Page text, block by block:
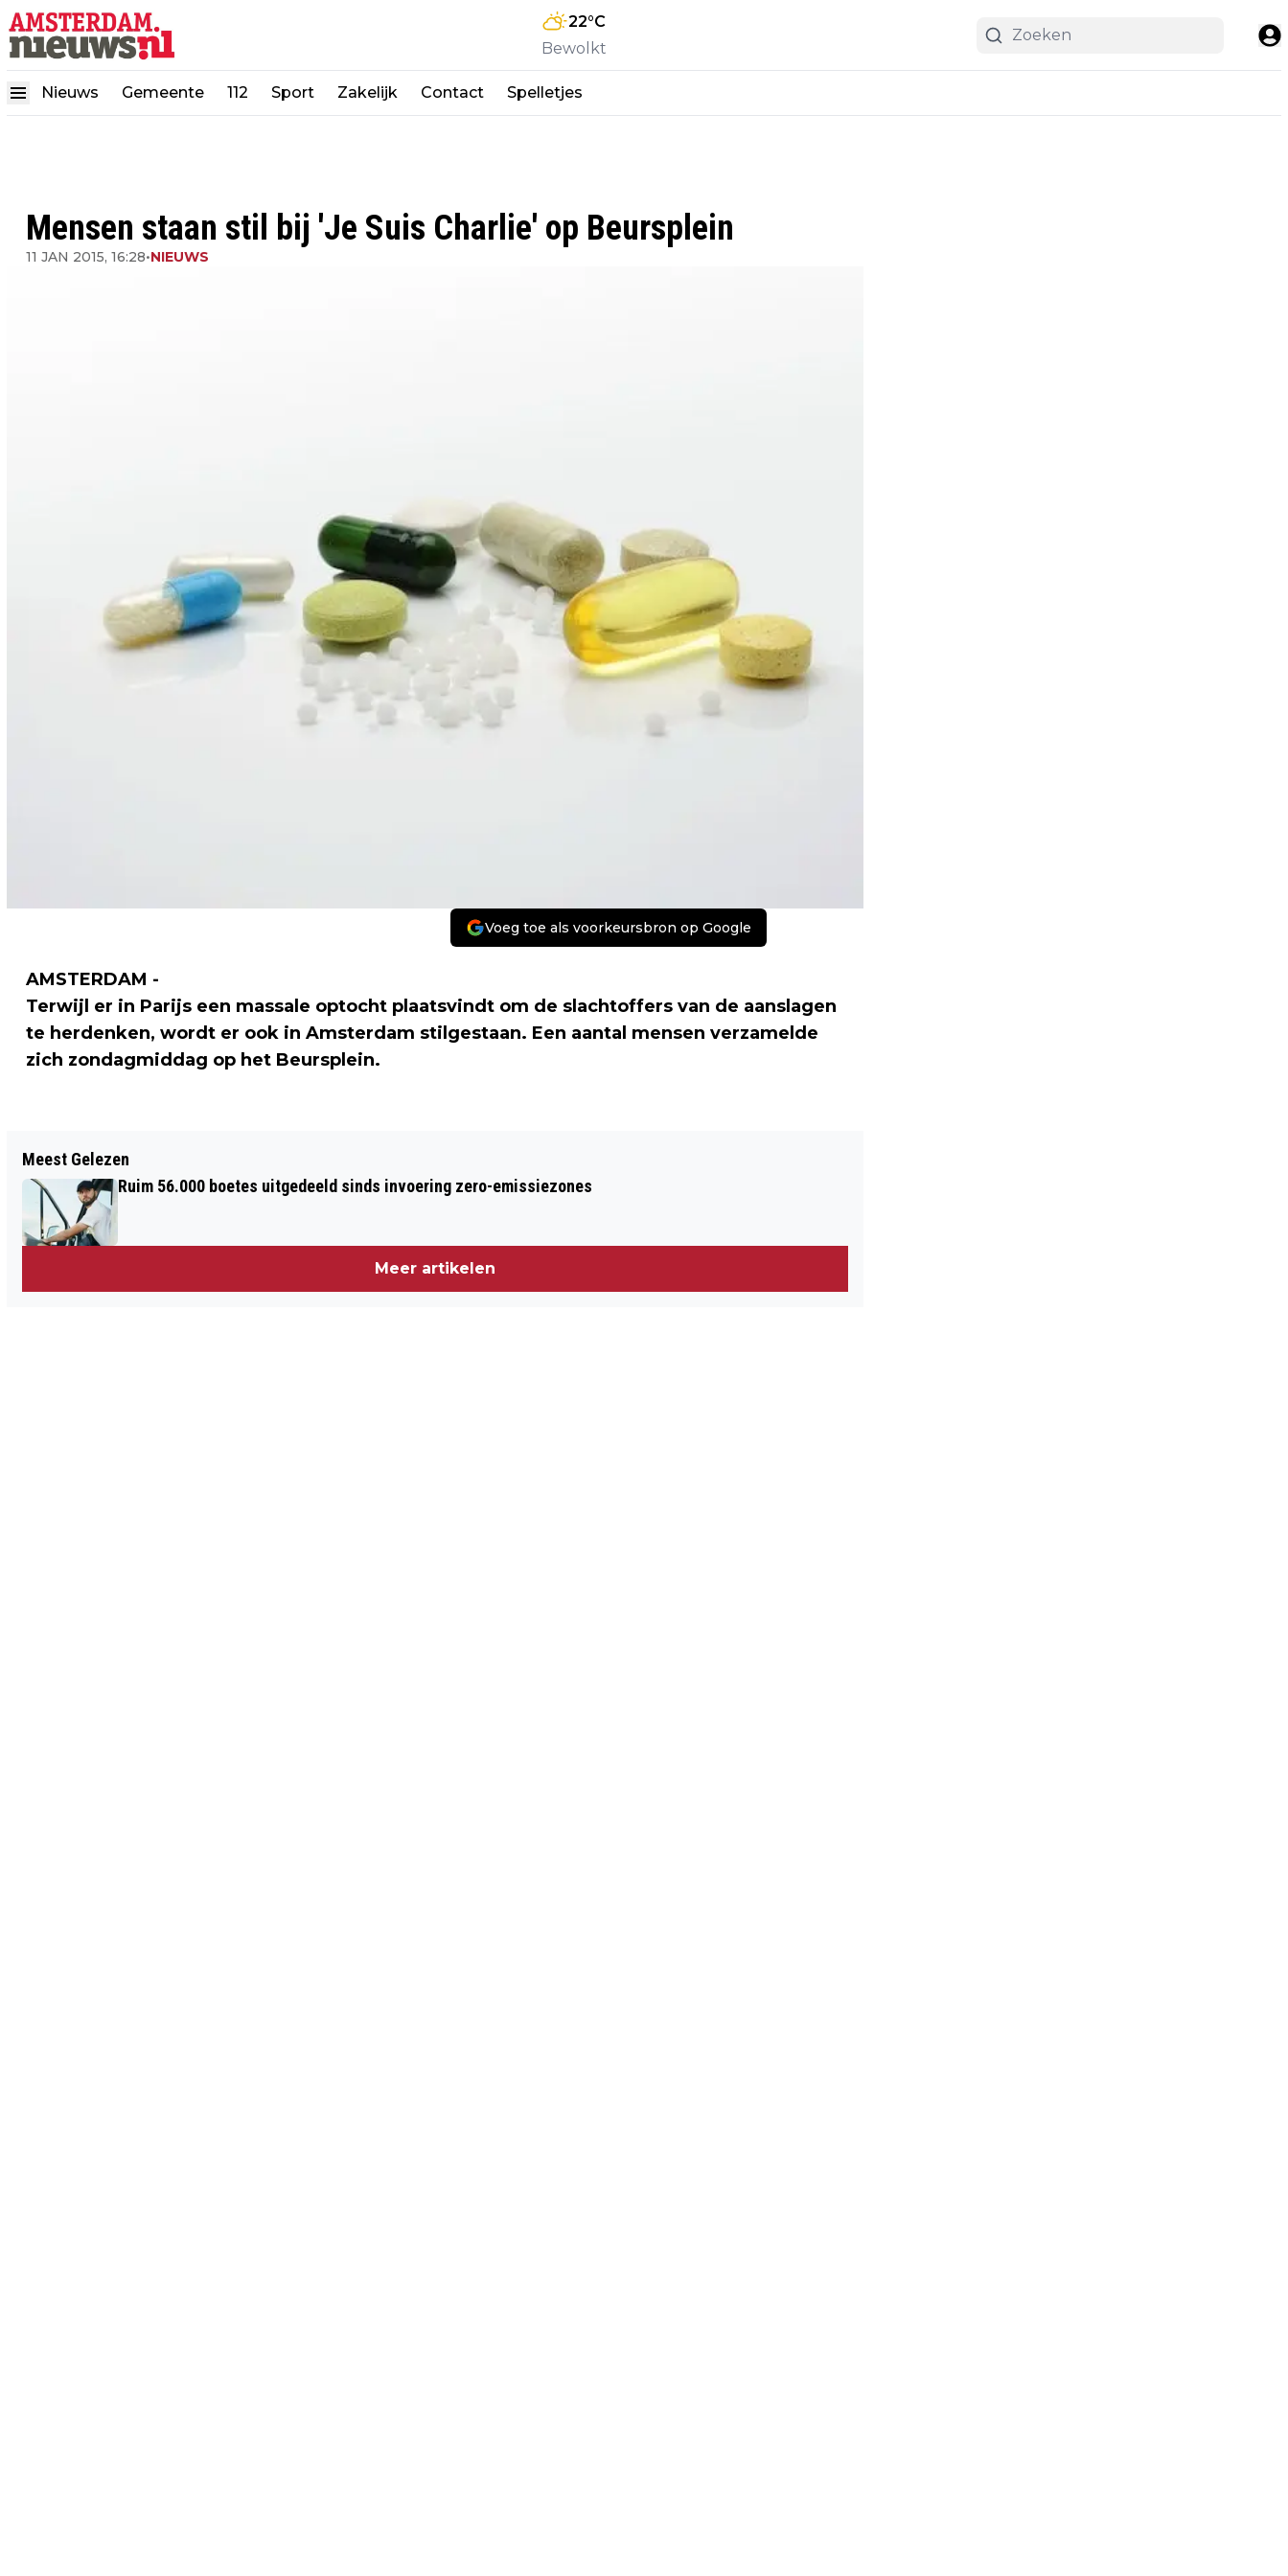
22°C
Bewolkt
Nieuws Gemeente 112 Sport Zakelijk Contact Spelletjes
Mensen staan stil bij 'Je Suis Charlie' op Beursplein
11 JAN 2015, 16:28•NIEUWS
Voeg toe als voorkeursbron op Google
AMSTERDAM -
Terwijl er in Parijs een massale optocht plaatsvindt om de slachtoffers van de aanslagen
te herdenken, wordt er ook in Amsterdam stilgestaan. Een aantal mensen verzamelde
zich zondagmiddag op het Beursplein.
BEST OF IDFA 2014
CHARLIE' OP BEURSPLEIN
Meest Gelezen
Ruim 56.000 boetes uitgedeeld sinds invoering zero-emissiezones
Meer artikelen